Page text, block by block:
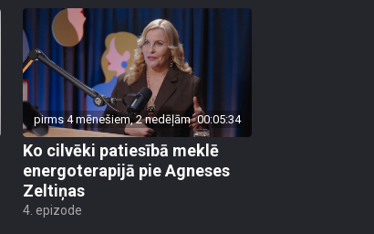
pirms 4 mēnešiem, 2 nedēļām 00:05:34
Ko cilvēki patiesībā meklē
energoterapijā pie Agneses
Zeltiņas
4. epizode